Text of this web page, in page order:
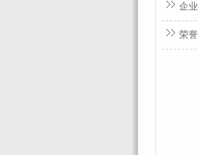
企
荣